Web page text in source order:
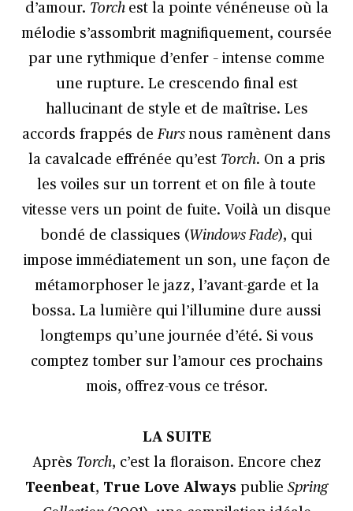
d’amour. Torch est la pointe vénéneuse où la
mélodie s’assombrit magnifiquement, coursée
par une rythmique d’enfer – intense comme
une rupture. Le crescendo final est
hallucinant de style et de maîtrise. Les
accords frappés de Furs nous ramènent dans
la cavalcade effrénée qu’est Torch. On a pris
les voiles sur un torrent et on file à toute
vitesse vers un point de fuite. Voilà un disque
bondé de classiques (Windows Fade), qui
impose immédiatement un son, une façon de
métamorphoser le jazz, l’avant-garde et la
bossa. La lumière qui l’illumine dure aussi
longtemps qu’une journée d’été. Si vous
comptez tomber sur l’amour ces prochains
mois, offrez-vous ce trésor.
LA SUITE
Après Torch, c’est la floraison. Encore chez
Teenbeat, True Love Always publie Spring